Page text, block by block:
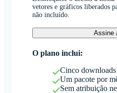
vetores e gráficos liberados
não incluído.
Assine
O plano inclui:
Cinco downloads
Um pacote por
Sem atribuição